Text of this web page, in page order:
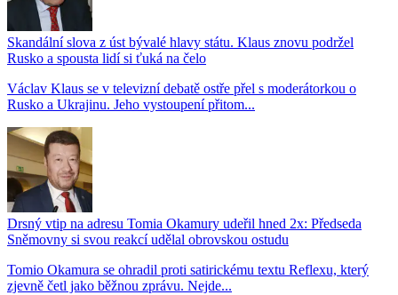
Skandální slova z úst bývalé hlavy státu. Klaus znovu podržel
Rusko a spousta lidí si ťuká na čelo
Václav Klaus se v televizní debatě ostře přel s moderátorkou o
Rusko a Ukrajinu. Jeho vystoupení přitom...
Drsný vtip na adresu Tomia Okamury udeřil hned 2x: Předseda
Sněmovny si svou reakcí udělal obrovskou ostudu
Tomio Okamura se ohradil proti satirickému textu Reflexu, který
zjevně četl jako běžnou zprávu. Nejde...